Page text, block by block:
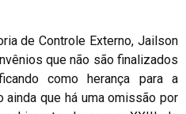
de Controle Externo, Jailson
que não são finalizados
como herança para a
que há uma omissão por